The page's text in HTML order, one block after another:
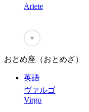
Ariete
♥
おとめ座（おとめざ）
英語
ヴァルゴ
Virgo